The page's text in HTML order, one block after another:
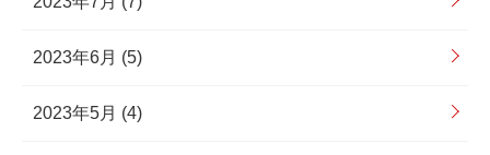
2023年6月 (5)
2023年5月 (4)